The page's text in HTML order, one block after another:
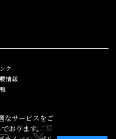
ク
情報
タルスしかご堂
なサービスをご
おります。